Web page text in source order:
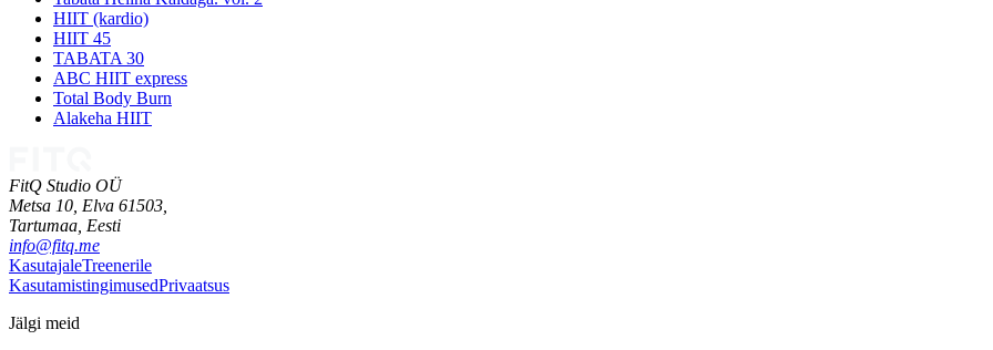
HIIT (kardio)
HIIT 45
TABATA 30
ABC HIIT express
Total Body Burn
Alakeha HIIT
FitQ Studio OÜ
Metsa 10, Elva 61503,
Tartumaa, Eesti
info@fitq.me
KasutajaleTreenerile
KasutamistingimusedPrivaatsus
Jälgi meid